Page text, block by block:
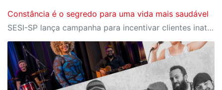
Constância é o segredo para uma vida mais saudável
SESI-SP lança campanha para incentivar clientes inativos a retomarem a prática de atividades físicas, esporte e lazer com benefícios exclusivos